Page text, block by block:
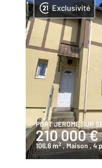
Exclusivité
PORT JEROME SUR
210 000 €
106,6 m2 , Maison, 4